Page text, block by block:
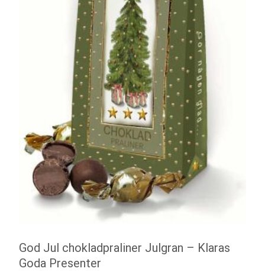
God Jul chokladpraliner Julgran – Klaras
Goda Presenter